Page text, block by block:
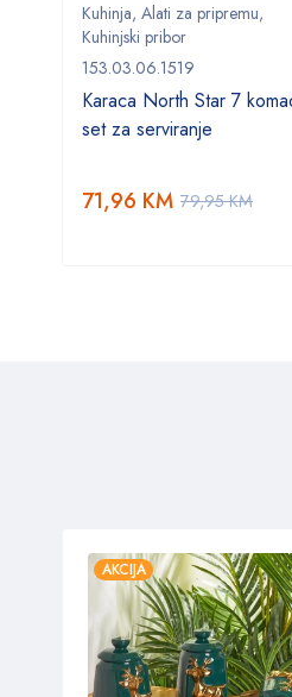
Kuhinja, Alati za pripremu,
Kuhinjski pribor
153.03.06.1519
Karaca North Star 7
set za serviranje
79,95KM
71,96 KM
AKCIJA